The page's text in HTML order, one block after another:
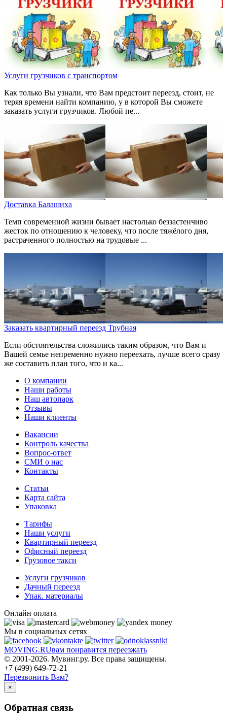
Услуги грузчиков с транспортом
Как только Вы узнали, что Вам предстоит переезд, стоит, не
теряя времени найти компанию, у в которой Вы сможете
заказать услуги грузчиков. Любой пе...
Доставка Балашиха
Темп современной жизни бывает настолько беззастенчиво
жесток по отношению к человеку, что после тяжёлого дня,
растраченного полностью на трудовые ...
Заказать квартирный переезд Трубная
Если обстоятельства сложились таким образом, что Вам и
Вашей семье непременно нужно переехать, лучше всего сразу
же составить план того, что и ка...
О компании
Наши работы
Наш автопарк
Отзывы
Наши клиенты
Вакансии
Контроль качества
Вопрос-ответ
СМИ о нас
Контакты
Статьи
Карта сайта
Упаковка
Тарифы
Наши услуги
Квартирный переезд
Офисный переезд
Грузовое такси
Услуги грузчиков
Дачный переезд
Упак. материалы
Онлайн оплата
Мы в социальных сетях
MOVING.RUвам понравится переезжать
© 2001-2026. Мувинг.ру. Все права защищены.
+7 (499) 649-72-21
Перезвонить Вам?
×
Обратная связь